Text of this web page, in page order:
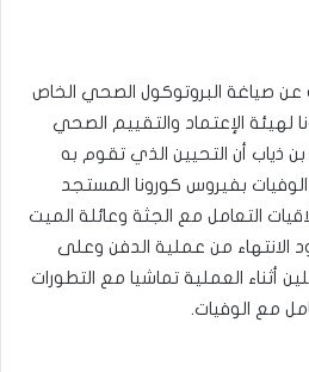
عن صياغة البروتوكول الصحي الخاص
لهيئة الإعتماد والتقييم الصحي
ذياب أن التحيين الذي تقوم به
بفيروس كورونا المستجد
التعامل مع الجثة وعائلة الميت
الانتهاء من عملية الدفن وعلى
أثناء العملية تماشيا مع التطورات
مع الوفيات.